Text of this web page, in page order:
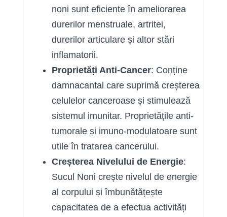
noni sunt eficiente în ameliorarea
durerilor menstruale, artritei,
durerilor articulare și altor stări
inflamatorii.
Proprietăți Anti-Cancer: Conține
damnacantal care suprimă creșterea
celulelor canceroase și stimulează
sistemul imunitar. Proprietățile anti-
tumorale și imuno-modulatoare sunt
utile în tratarea cancerului.
Creșterea Nivelului de Energie:
Sucul Noni crește nivelul de energie
al corpului și îmbunătățește
capacitatea de a efectua activități